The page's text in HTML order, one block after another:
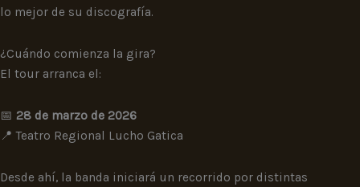
lo mejor de su discografía.
¿Cuándo comienza la gira?
El tour arranca el:
📅 28 de marzo de 2026
📍 Teatro Regional Lucho Gatica
Desde ahí, la banda iniciará un recorrido por distintas